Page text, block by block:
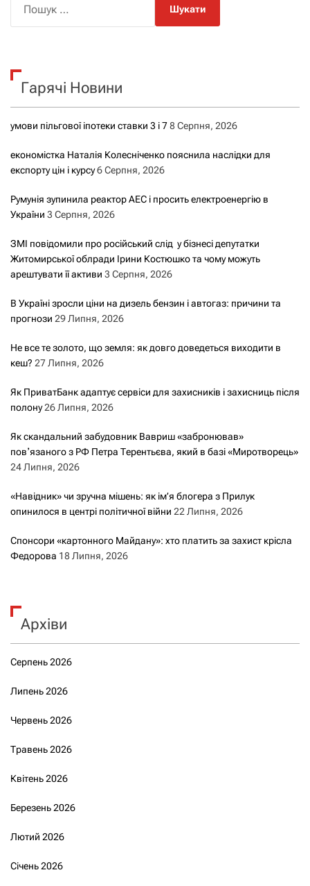
к
Гарячі Новини
умови пільгової іпотеки ставки 3 і 78 Серпня, 2026
економістка Наталія Колесніченко пояснила наслідки для
експорту цін і курсу6 Серпня, 2026
Румунія зупинила реактор АЕС і просить електроенергію в
України 3 Серпня, 2026
ЗМІ повідомили про російський слід у бізнесі депутатки
Житомирської облради Ірини Костюшко та чому можуть
арештувати її активи 3 Серпня, 2026
В Україні зросли ціни на дизель бензин і автогаз: причини та
прогнози 29 Липня, 2026
Не все те золото, що земля: як довго доведеться виходити в
кеш? 27 Липня, 2026
Як ПриватБанк адаптує сервіси для захисників і захисниць після
полону26 Липня, 2026
Як скандальний забудовник Вавриш «забронював»
повʼязаного з РФ Петра Терентьєва, який в базі «Миротворець»
24 Липня, 2026
«Навідник» чи зручна мішень: як ім’я блогера з Прилук
опинилося в центрі політичної війни 22 Липня, 2026
Спонсори «картонного Майдану»: хто платить за захист крісла
Федорова 18 Липня, 2026
Архіви
Серпень 2026
Липень 2026
Червень 2026
Травень 2026
Квітень 2026
Березень 2026
Лютий 2026
Січень 2026